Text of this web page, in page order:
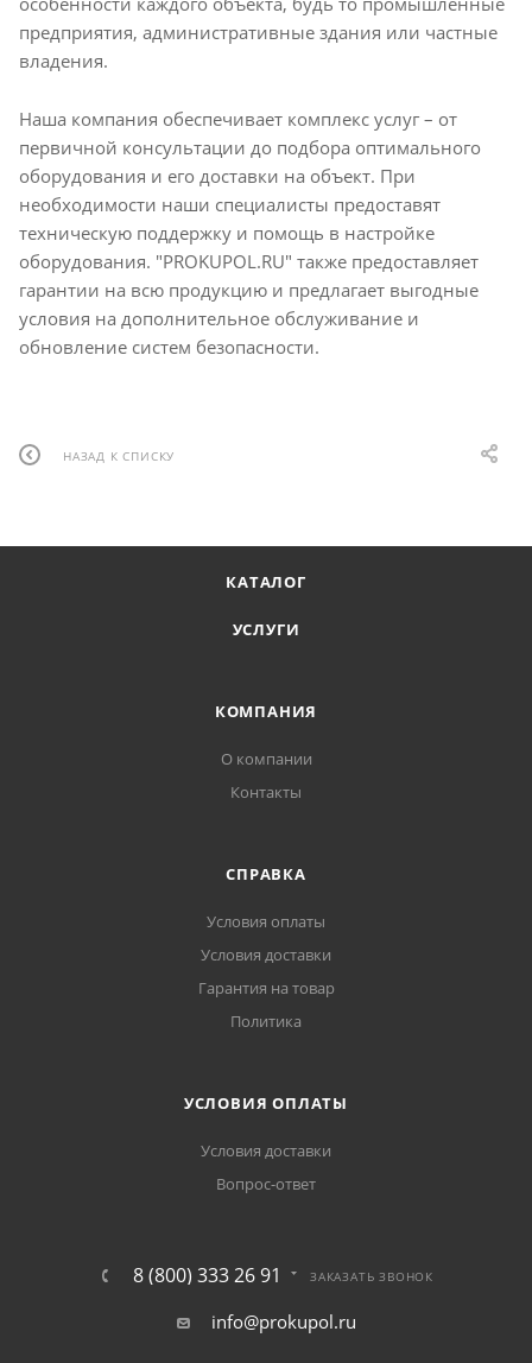
предприятия, административные здания или частные
владения.
Наша компания обеспечивает комплекс услуг – от
первичной консультации до подбора оптимального
оборудования и его доставки на объект. При
необходимости наши специалисты предоставят
техническую поддержку и помощь в настройке
оборудования. "PROKUPOL.RU" также предоставляет
гарантии на всю продукцию и предлагает выгодные
условия на дополнительное обслуживание и
обновление систем безопасности.
НАЗАД К СПИСКУ
КАТАЛОГ
УСЛУГИ
КОМПАНИЯ
О компании
Контакты
СПРАВКА
Условия оплаты
Условия доставки
Гарантия на товар
Политика
УСЛОВИЯ ОПЛАТЫ
Условия доставки
Вопрос-ответ
8 (800) 333 26 91 ЗАКАЗАТЬ ЗВОНОК
info@prokupol.ru